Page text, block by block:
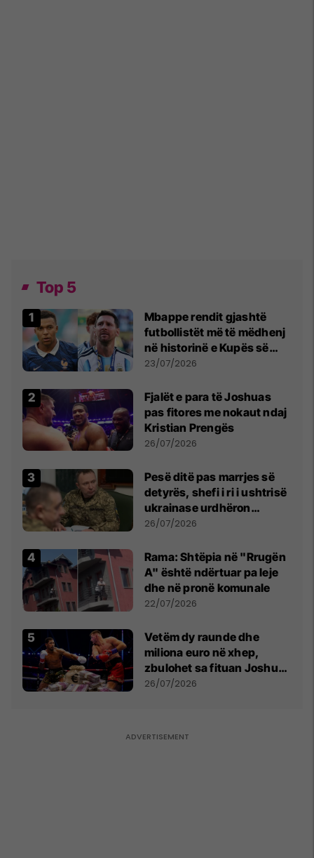
Top 5
Mbappe rendit gjashtë
futbollistët më të mëdhenj
në historinë e Kupës së
Botës, Messi mbetet i dyti
23/07/2026
Fjalët e para të Joshuas
pas fitores me nokaut ndaj
Kristian Prengës
26/07/2026
Pesë ditë pas marrjes së
detyrës, shefi i ri i ushtrisë
ukrainase urdhëron
kontroll të madh
26/07/2026
Rama: Shtëpia në "Rrugën
A" është ndërtuar pa leje
dhe në pronë komunale
22/07/2026
Vetëm dy raunde dhe
miliona euro në xhep,
zbulohet sa fituan Joshua
e Prenga
26/07/2026